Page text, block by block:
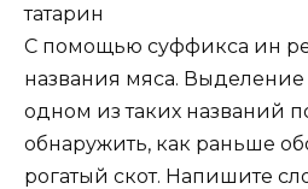
татарин
С помощью суффикса ин
названия мяса. Выделение
одном из таких названий
обнаружить, как раньше
рогатый скот. Напишите